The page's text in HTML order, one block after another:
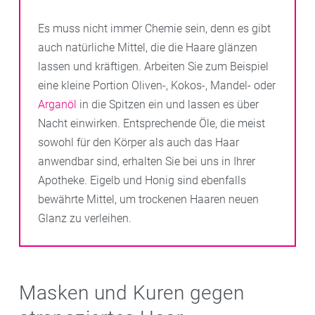
Haarbruch.
Es muss nicht immer Chemie sein, denn es gibt
auch natürliche Mittel, die die Haare glänzen
lassen und kräftigen. Arbeiten Sie zum Beispiel
eine kleine Portion Oliven-, Kokos-, Mandel- oder
Arganöl in die Spitzen ein und lassen es über
Nacht einwirken. Entsprechende Öle, die meist
sowohl für den Körper als auch das Haar
anwendbar sind, erhalten Sie bei uns in Ihrer
Apotheke. Eigelb und Honig sind ebenfalls
bewährte Mittel, um trockenen Haaren neuen
Glanz zu verleihen.
Masken und Kuren gegen